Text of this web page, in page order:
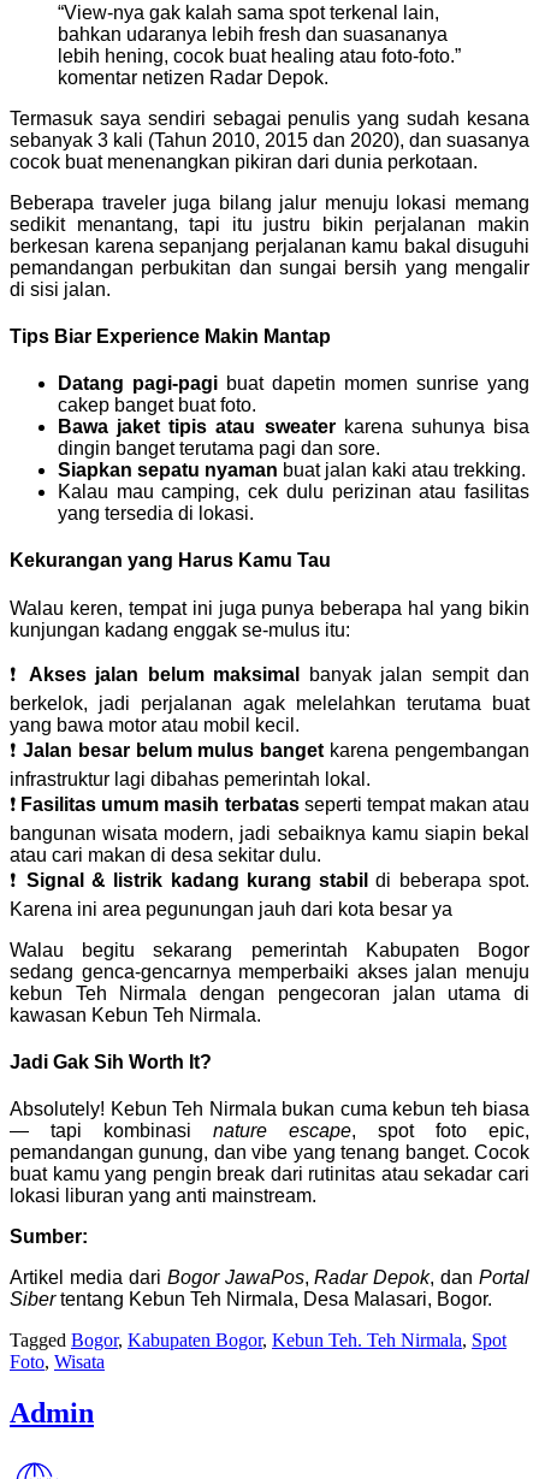
“View-nya gak kalah sama spot terkenal lain,
bahkan udaranya lebih fresh dan suasananya
lebih hening, cocok buat healing atau foto-foto.”
komentar netizen Radar Depok.
Termasuk saya sendiri sebagai penulis yang sudah kesana
sebanyak 3 kali (Tahun 2010, 2015 dan 2020), dan suasanya
cocok buat menenangkan pikiran dari dunia perkotaan.
Beberapa traveler juga bilang jalur menuju lokasi memang
sedikit menantang, tapi itu justru bikin perjalanan makin
berkesan karena sepanjang perjalanan kamu bakal disuguhi
pemandangan perbukitan dan sungai bersih yang mengalir
di sisi jalan.
Tips Biar Experience Makin Mantap
Datang pagi-pagi buat dapetin momen sunrise yang
cakep banget buat foto.
Bawa jaket tipis atau sweaterkarena suhunya bisa
dingin banget terutama pagi dan sore.
Siapkan sepatu nyaman buat jalan kaki atau trekking.
Kalau mau camping, cek dulu perizinan atau fasilitas
yang tersedia di lokasi.
Kekurangan yang Harus Kamu Tau
Walau keren, tempat ini juga punya beberapa hal yang bikin
kunjungan kadang enggak se-mulus itu:
❗ Akses jalan belum maksimal
banyak jalan sempit dan
berkelok, jadi perjalanan agak melelahkan terutama buat
yang bawa motor atau mobil kecil.
❗ Jalan besar belum mulus banget karena pengembangan
infrastruktur lagi dibahas pemerintah lokal.
❗ Fasilitas umum masih terbatasseperti tempat makan atau
bangunan wisata modern, jadi sebaiknya kamu siapin bekal
atau cari makan di desa sekitar dulu.
❗ Signal & listrik kadang kurang stabil di beberapa spot.
Karena ini area pegunungan jauh dari kota besar ya
Walau begitu sekarang pemerintah Kabupaten Bogor
sedang genca-gencarnya memperbaiki akses jalan menuju
kebun Teh Nirmala dengan pengecoran jalan utama di
kawasan Kebun Teh Nirmala.
Jadi Gak Sih Worth It?
Absolutely! Kebun Teh Nirmala bukan cuma kebun teh biasa
— tapi kombinasi nature escape, spot foto epic,
pemandangan gunung, dan vibe yang tenang banget. Cocok
buat kamu yang pengin break dari rutinitas atau sekadar cari
lokasi liburan yang anti mainstream.
Sumber:
Artikel media dari Bogor JawaPos,Radar Depok, dan Portal
Sibertentang Kebun Teh Nirmala, Desa Malasari, Bogor.
Tagged Bogor, Kabupaten Bogor, Kebun Teh. Teh Nirmala, Spot
Foto, Wisata
Admin